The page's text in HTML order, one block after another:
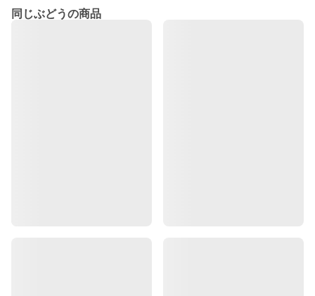
同じぶどうの商品